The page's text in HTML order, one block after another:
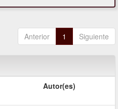
Anterior 1 Siguiente
Autor(es)